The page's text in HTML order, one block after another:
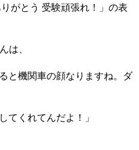
がとう 受験頑張れ！」の表
は、
と機関車の顔なりますね。ダ
てくれてんだよ！」